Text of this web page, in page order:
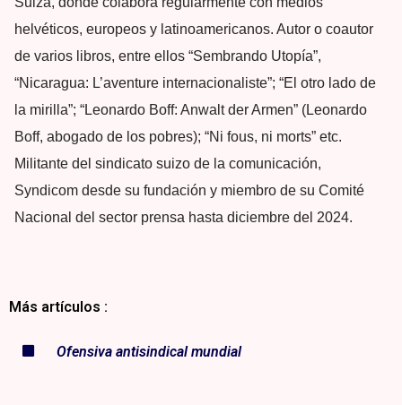
helvéticos, europeos y latinoamericanos. Autor o coautor
de varios libros, entre ellos “Sembrando Utopía”,
“Nicaragua: L’aventure internacionaliste”; “El otro lado de
la mirilla”; “Leonardo Boff: Anwalt der Armen” (Leonardo
Boff, abogado de los pobres); “Ni fous, ni morts” etc.
Militante del sindicato suizo de la comunicación,
Syndicom desde su fundación y miembro de su Comité
Nacional del sector prensa hasta diciembre del 2024.
Más artículos :
Ofensiva antisindical mundial